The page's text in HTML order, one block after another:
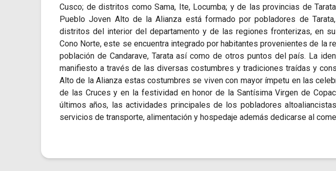
Cusco; de distritos como Sama, Ite, Locumba; y de las provincias de
Pueblo Joven Alto de la Alianza está formado por pobladores de
distritos del interior del departamento y de las regiones fronterizas, en
Cono Norte, este se encuentra integrado por habitantes provenientes de la
población de Candarave, Tarata así como de otros puntos del país. La
manifiesto a través de las diversas costumbres y tradiciones traídas y
Alto de la Alianza estas costumbres se viven con mayor ímpetu en las
de las Cruces y en la festividad en honor de la Santísima Virgen de
últimos años, las actividades principales de los pobladores
servicios de transporte, alimentación y hospedaje además dedicarse al